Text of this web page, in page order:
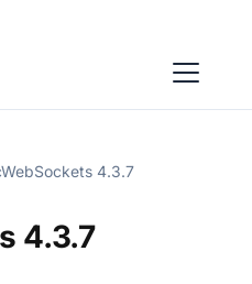
4.3.7
4.3.7